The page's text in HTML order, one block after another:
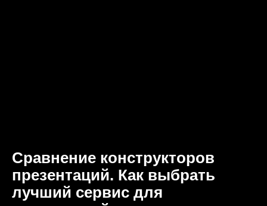
Сравнение конструкторов
презентаций. Как выбрать
лучший сервис для